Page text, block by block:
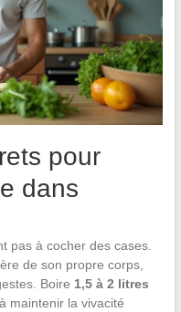
pour
dans
pas à cocher des cases.
de son propre corps,
Boire 1,5 à 2 litres
maintenir la vivacité